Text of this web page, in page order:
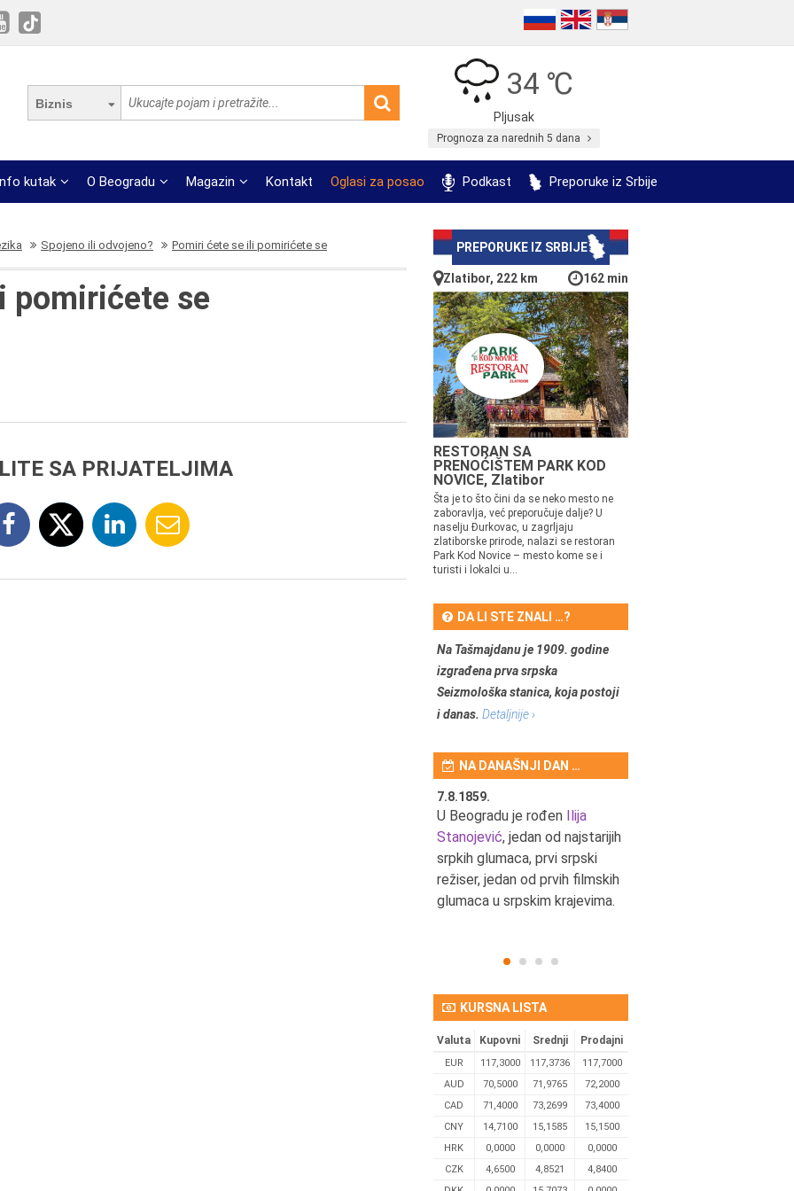
Biznis
34 ℃
Pljusak
Prognoza za narednih 5 dana
kutak O Beogradu Magazin Kontakt Oglasi za posao Podkast Preporuke iz Srbije
Spojeno ili odvojeno? Pomiri ćete se ili pomirićete se
pomirićete se
SA PRIJATELJIMA
PREPORUKE IZ SRBIJE
Zlatibor, 222 km 162 min
RESTORAN SA
PRENOĆIŠTEM PARK KOD
NOVICE, Zlatibor
Šta je to što čini da se neko mesto ne
zaboravlja, već preporučuje dalje? U
naselju Đurkovac, u zagrljaju
zlatiborske prirode, nalazi se restoran
Park Kod Novice – mesto kome se i
turisti i lokalci u...
DA LI STE ZNALI …?
Na Tašmajdanu je 1909. godine
izgrađena prva srpska
Seizmološka stanica, koja postoji
i danas. Detaljnije ›
NA DANAŠNJI DAN …
7.8.1859.
U Beogradu je rođen Ilija
Stanojević, jedan od najstarijih
srpkih glumaca, prvi srpski
režiser, jedan od prvih filmskih
glumaca u srpskim krajevima.
KURSNA LISTA
Valuta Kupovni Srednji Prodajni
EUR 117,3000 117,3736
117,7000
AUD
70,5000 71,9765
72,2000
CAD
71,4000 73,2699
73,4000
CNY
14,7100 15,1585
15,1500
HRK
0,0000 0,0000
0,0000
CZK
4,6500 4,8521
4,8400